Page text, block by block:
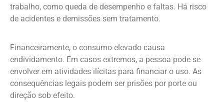
trabalho, como queda de desempenho e faltas. Há risco
de acidentes e demissões sem tratamento.
Financeiramente, o consumo elevado causa
endividamento. Em casos extremos, a pessoa pode se
envolver em atividades ilícitas para financiar o uso. As
consequências legais podem ser prisões por porte ou
direção sob efeito.